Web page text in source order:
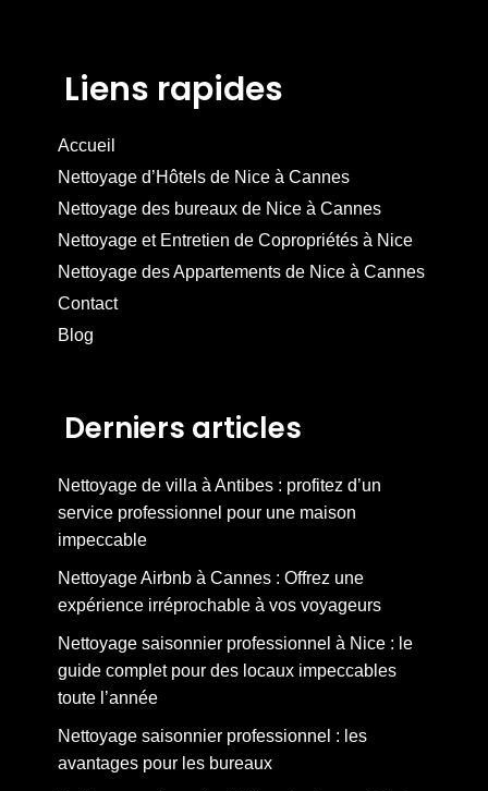
Liens rapides
Accueil
Nettoyage d’Hôtels de Nice à Cannes
Nettoyage des bureaux de Nice à Cannes
Nettoyage et Entretien de Copropriétés à Nice
Nettoyage des Appartements de Nice à Cannes
Contact
Blog
Derniers articles
Nettoyage de villa à Antibes : profitez d’un
service professionnel pour une maison
impeccable
Nettoyage Airbnb à Cannes : Offrez une
expérience irréprochable à vos voyageurs
Nettoyage saisonnier professionnel à Nice : le
guide complet pour des locaux impeccables
toute l’année
Nettoyage saisonnier professionnel : les
avantages pour les bureaux